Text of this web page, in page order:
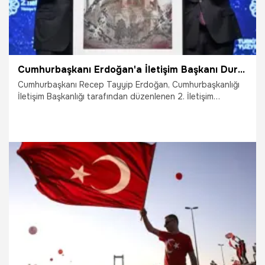
Cumhurbaşkanı Erdoğan'a İletişim Başkanı Duran'dan anlamlı hediye
Cumhurbaşkanı Recep Tayyip Erdoğan, Cumhurbaşkanlığı
İletişim Başkanlığı tarafından düzenlenen 2. İletişim
28.07.2026 Gündem